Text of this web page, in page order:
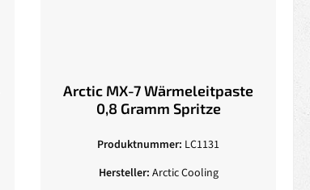
Arctic MX-7 Wärmeleitpaste
0,8 Gramm Spritze
Produktnummer: LC1131
Hersteller: Arctic Cooling